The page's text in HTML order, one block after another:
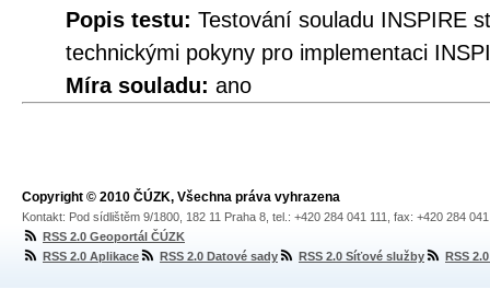
Popis testu: Testování souladu INSPIRE
technickými pokyny pro implementaci
Míra souladu: ano
Copyright © 2010 ČÚZK, Všechna práva vyhrazena
Kontakt: Pod sídlištěm 9/1800, 182 11 Praha 8, tel.: +420 284 041 111, fax: +420 284
RSS 2.0 Geoportál ČÚZK
RSS 2.0 Aplikace
RSS 2.0 Datové sady RSS 2.0 Síťové služby RSS